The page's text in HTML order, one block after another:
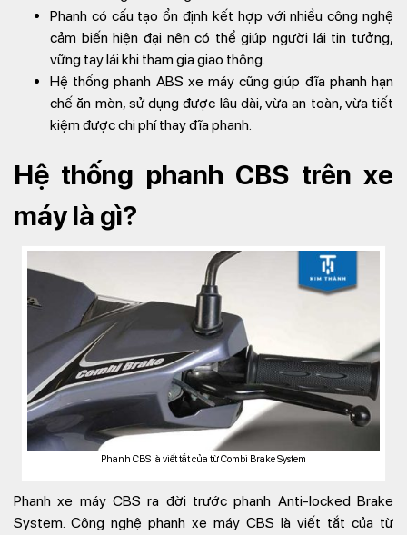
Phanh có cấu tạo ổn định kết hợp với nhiều công nghệ
cảm biến hiện đại nên có thể giúp người lái tin tưởng,
vững tay lái khi tham gia giao thông.
Hệ thống phanh ABS xe máy cũng giúp đĩa phanh hạn
chế ăn mòn, sử dụng được lâu dài, vừa an toàn, vừa tiết
kiệm được chi phí thay đĩa phanh.
Hệ thống phanh CBS trên xe
máy là gì?
Phanh CBS là viết tắt của từ Combi Brake System
Phanh xe máy CBS ra đời trước phanh Anti-locked Brake
System. Công nghệ phanh xe máy CBS là viết tắt của từ